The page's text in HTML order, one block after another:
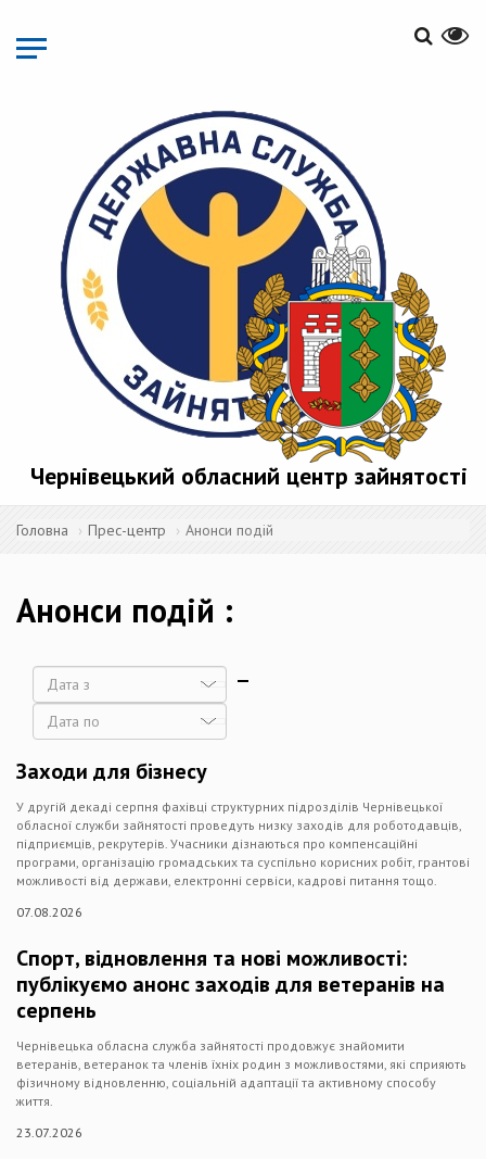
основного
матеріалу
Чернівецький обласний центр зайнятості
Головна Прес-центр Анонси подій
Анонси подій
Дата
Заходи для бізнесу
У другій декаді серпня фахівці структурних підрозділів Чернівецької
обласної служби зайнятості проведуть низку заходів для роботодавців,
підприємців, рекрутерів. Учасники дізнаються про компенсаційні
програми, організацію громадських та суспільно корисних робіт, грантові
можливості від держави, електронні сервіси, кадрові питання тощо.
07.08.2026
Спорт, відновлення та нові можливості:
публікуємо анонс заходів для ветеранів на
серпень
Чернівецька обласна служба зайнятості продовжує знайомити
ветеранів, ветеранок та членів їхніх родин з можливостями, які сприяють
фізичному відновленню, соціальній адаптації та активному способу
життя.
23.07.2026